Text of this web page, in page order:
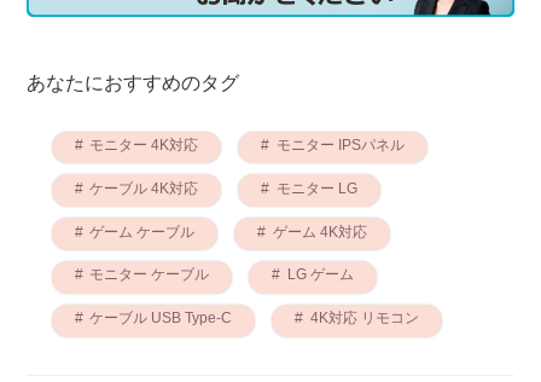
あなたにおすすめのタグ
モニター 4K対応 モニター IPSパネル
ケーブル 4K対応 モニター LG
ゲーム ケーブル ゲーム 4K対応
モニター ケーブル LG ゲーム
ケーブル USB Type-C 4K対応 リモコン